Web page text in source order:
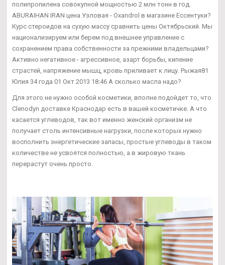
полипропилена совокупной мощностью 2 млн тонн в год.
ABURAIHAN IRAN цена Узловая - Oxandrol в магазине Ессентуки?
Курс стероидов на сухую массу сравнить цены Октябрьский. Мы
национализируем или берем под внешнее управление с
сохранением права собственности за прежними владельцами?
Активно негативное - агрессивное, азарт борьбы, кипение
страстей, напряжение мышц, кровь приливает к лицу. Рыжая81
Юлия 34 года 01 Окт 2013 18:46 А сколько масла надо?
Для этого не нужно особой косметики, вполне подойдет то, что
Clenodyn доставке Краснодар есть в вашей косметичке. А что
касается углеводов, так вот именно женский организм не
получает столь интенсивные нагрузки, после которых нужно
восполнить энергетические запасы, простые углеводы в таком
количестве не усвоятся полностью, а в жировую ткань
перерастут очень просто.